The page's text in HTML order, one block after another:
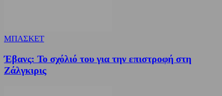
ΜΠΑΣΚΕΤ
Έβανς: Το σχόλιό του για την επιστροφή στη
Ζάλγκιρις